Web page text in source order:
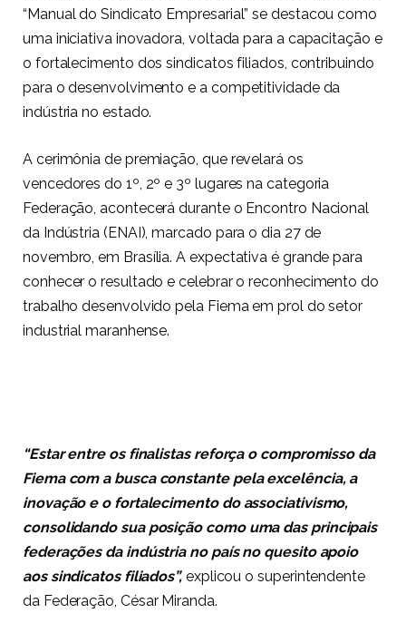
“Manual do Sindicato Empresarial” se destacou como
uma iniciativa inovadora, voltada para a capacitação e
o fortalecimento dos sindicatos filiados, contribuindo
para o desenvolvimento e a competitividade da
indústria no estado.
A cerimônia de premiação, que revelará os
vencedores do 1º, 2º e 3º lugares na categoria
Federação, acontecerá durante o Encontro Nacional
da Indústria (ENAI), marcado para o dia 27 de
novembro, em Brasília. A expectativa é grande para
conhecer o resultado e celebrar o reconhecimento do
trabalho desenvolvido pela Fiema em prol do setor
industrial maranhense.
“Estar entre os finalistas reforça o compromisso da
Fiema com a busca constante pela excelência, a
inovação e o fortalecimento do associativismo,
consolidando sua posição como uma das principais
federações da indústria no país no quesito apoio
aos sindicatos filiados”, explicou o superintendente
da Federação, César Miranda.